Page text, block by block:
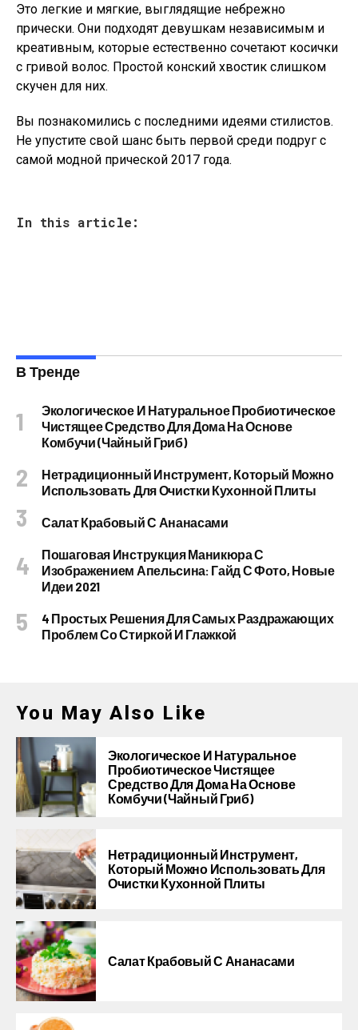
Это легкие и мягкие, выглядящие небрежно
прически. Они подходят девушкам независимым и
креативным, которые естественно сочетают косички
с гривой волос. Простой конский хвостик слишком
скучен для них.
Вы познакомились с последними идеями стилистов.
Не упустите свой шанс быть первой среди подруг с
самой модной прической 2017 года.
In this article:
В Тренде
Экологическое И Натуральное Пробиотическое
Чистящее Средство Для Дома На Основе
Комбучи (чайный Гриб)
Нетрадиционный Инструмент, Который Можно
Использовать Для Очистки Кухонной Плиты
Салат Крабовый С Ананасами
Пошаговая Инструкция Маникюра С
Изображением Апельсина: Гайд С Фото, Новые
Идеи 2021
4 Простых Решения Для Самых Раздражающих
Проблем Со Стиркой И Глажкой
You May Also Like
Экологическое И Натуральное
Пробиотическое Чистящее
Средство Для Дома На Основе
Комбучи (чайный Гриб)
Нетрадиционный Инструмент,
Который Можно Использовать Для
Очистки Кухонной Плиты
Салат Крабовый С Ананасами